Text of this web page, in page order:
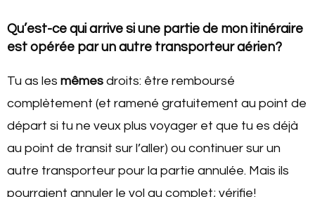
Qu’est-ce qui arrive si une partie de mon itinéraire
est opérée par un autre transporteur aérien?
Tu as les mêmes droits: être remboursé
complètement (et ramené gratuitement au point de
départ si tu ne veux plus voyager et que tu es déjà
au point de transit sur l’aller) ou continuer sur un
autre transporteur pour la partie annulée. Mais ils
pourraient annuler le vol au complet; vérifie!